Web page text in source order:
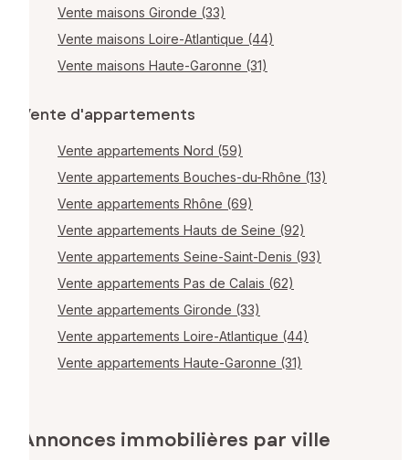
Vente maisons Gironde (33)
Vente maisons Loire-Atlantique (44)
Vente maisons Haute-Garonne (31)
Vente d'appartements
Vente appartements Nord (59)
Vente appartements Bouches-du-Rhône (13)
Vente appartements Rhône (69)
Vente appartements Hauts de Seine (92)
Vente appartements Seine-Saint-Denis (93)
Vente appartements Pas de Calais (62)
Vente appartements Gironde (33)
Vente appartements Loire-Atlantique (44)
Vente appartements Haute-Garonne (31)
Annonces immobilières par ville